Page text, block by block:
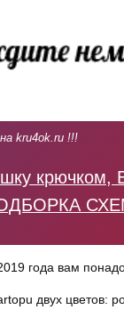
kru4ok.ru !!!
года вам
двух цветов: